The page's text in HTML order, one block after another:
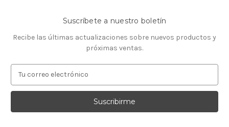
Suscríbete a nuestro boletín
Recibe las últimas actualizaciones sobre nuevos productos y
próximas ventas.
r
c